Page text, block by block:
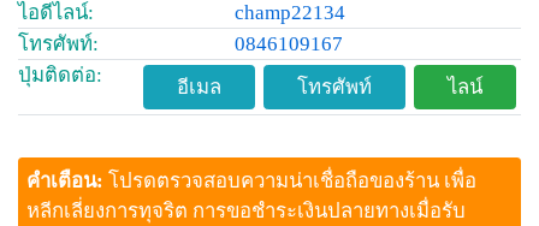
ไอดีไลน์:
champ22134
โทรศัพท์:
0846109167
ปุ่มติดต่อ:
อีเมล โทรศัพท์ ไลน์
คำเตือน: โปรดตรวจสอบความน่าเชื่อถือของร้าน เพื่อ
หลีกเลี่ยงการทุจริต การขอชำระเงินปลายทางเมื่อรับ